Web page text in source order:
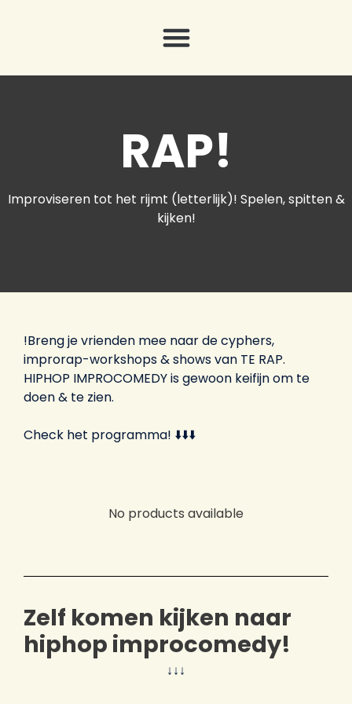
RAP!
Improviseren tot het rijmt (letterlijk)! Spelen, spitten &
kijken!
!Breng je vrienden mee naar de cyphers,
improrap-workshops & shows van TE RAP.
HIPHOP IMPROCOMEDY is gewoon keifijn om te
doen & te zien.
Check het programma! ⬇️⬇️⬇️
No products available
Zelf komen kijken naar
hiphop improcomedy!
↓↓↓